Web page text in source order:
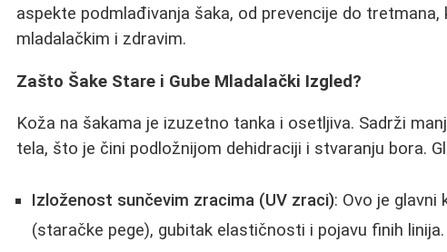
aspekte podmlađivanja šaka, od prevencije do
mladalačkim i zdravim.
Zašto Šake Stare i Gube Mladalački Izgled?
Koža na šakama je izuzetno tanka i osetljiva. Sadrži
tela, što je čini podložnijom dehidraciji i stvaranju bora.
Izloženost sunčevim zracima (UV zraci): Ovo je glavni
(staračke pege), gubitak elastičnosti i pojavu finih linija.